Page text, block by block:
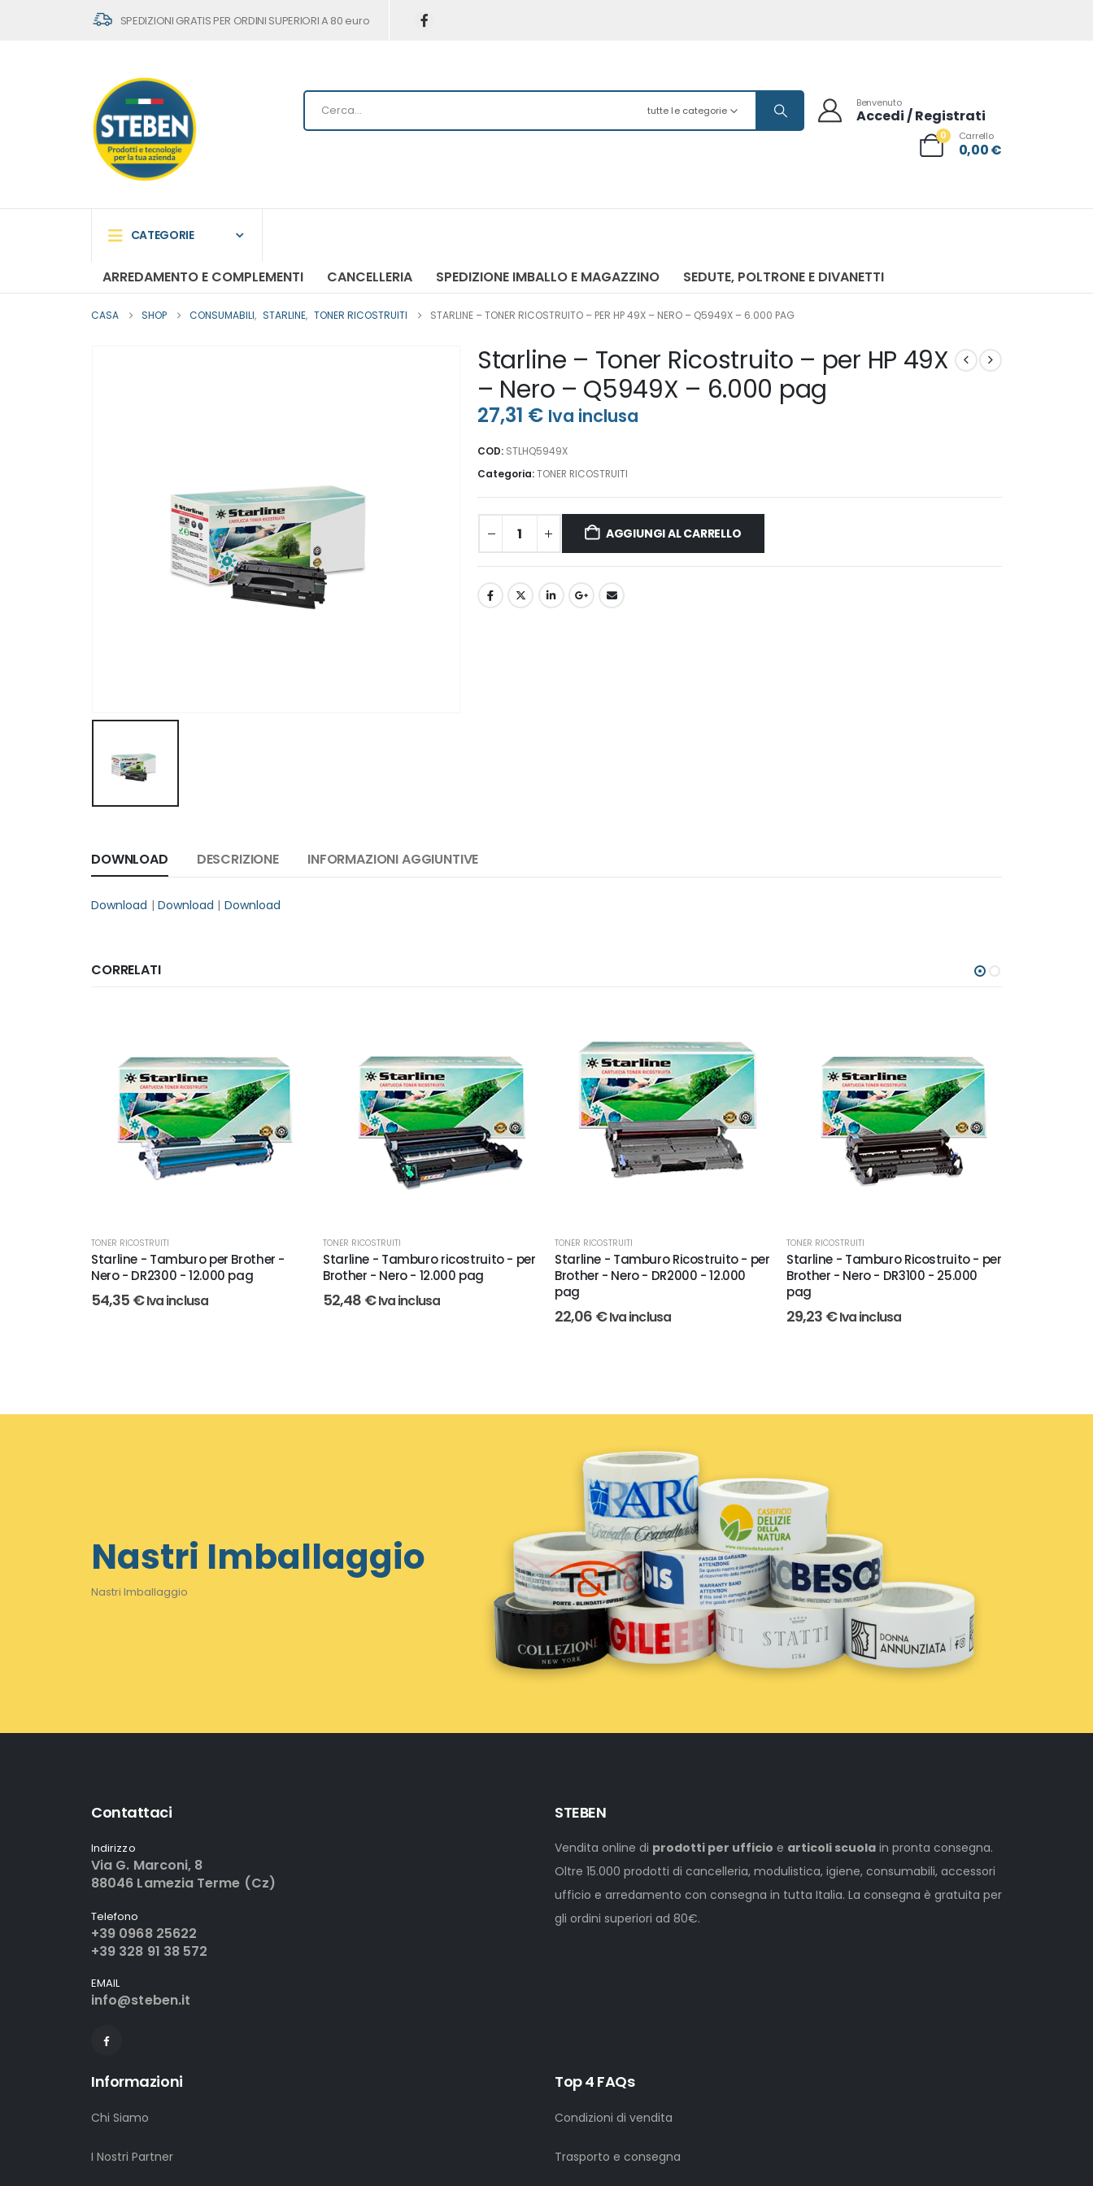
SPEDIZIONI GRATIS PER ORDINI SUPERIORI A 80 euro
tutte le categorie
Benvenuto
Accedi / Registrati
0 Carrello
0,00€
CATEGORIE
ARREDAMENTO E COMPLEMENTI CANCELLERIA SPEDIZIONE IMBALLO E MAGAZZINO SEDUTE, POLTRONE E DIVANETTI
CASA SHOP CONSUMABILI, STARLINE, TONER RICOSTRUITI STARLINE – TONER RICOSTRUITO – PER HP 49X – NERO – Q5949X – 6.000 PAG
Starline – Toner Ricostruito – per HP 49X
– Nero – Q5949X – 6.000 pag
27,31 € Iva inclusa
COD: STLHQ5949X
Categoria:TONER RICOSTRUITI
AGGIUNGI AL CARRELLO
DOWNLOAD DESCRIZIONE INFORMAZIONI AGGIUNTIVE
Download | Download | Download
CORRELATI
TONER RICOSTRUITI
Starline - Tamburo per Brother -
Nero - DR2300 - 12.000 pag
54,35 €Iva inclusa
TONER RICOSTRUITI
Starline - Tamburo ricostruito - per
Brother - Nero - 12.000 pag
52,48 €Iva inclusa
TONER RICOSTRUITI
Starline - Tamburo Ricostruito - per
Brother - Nero - DR2000 - 12.000
pag
22,06 €Iva inclusa
TONER RICOSTRUITI
Starline - Tamburo Ricostruito - per
Brother - Nero - DR3100 - 25.000
pag
29,23 €Iva inclusa
Nastri Imballaggio
Nastri Imballaggio
Contattaci
Indirizzo
Via G. Marconi, 8
88046 Lamezia Terme (Cz)
Telefono
+39 0968 25622
+39 328 91 38 572
EMAIL
info@steben.it
STEBEN
Vendita online di prodotti per ufficio e articoli scuola in pronta consegna.
Oltre 15.000 prodotti di cancelleria, modulistica, igiene, consumabili, accessori
ufficio e arredamento con consegna in tutta Italia. La consegna è gratuita per
gli ordini superiori ad 80€.
Informazioni
Chi Siamo
I Nostri Partner
Top 4 FAQs
Condizioni di vendita
Trasporto e consegna